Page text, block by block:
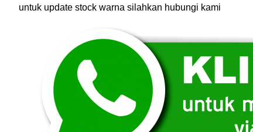
untuk update stock warna silahkan hubungi kami